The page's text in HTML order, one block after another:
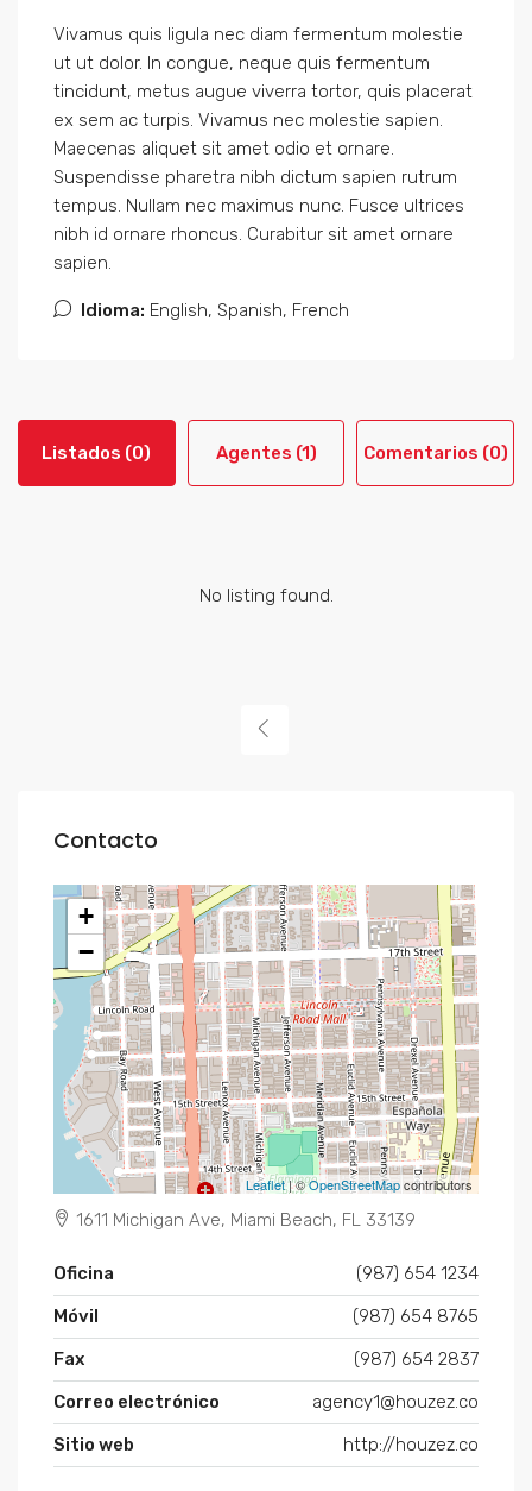
Vivamus quis ligula nec diam fermentum molestie
ut ut dolor. In congue, neque quis fermentum
tincidunt, metus augue viverra tortor, quis placerat
ex sem ac turpis. Vivamus nec molestie sapien.
Maecenas aliquet sit amet odio et ornare.
Suspendisse pharetra nibh dictum sapien rutrum
tempus. Nullam nec maximus nunc. Fusce ultrices
nibh id ornare rhoncus. Curabitur sit amet ornare
sapien.
Idioma: English, Spanish, French
Listados (0) Agentes (1) Comentarios (0)
No listing found.
Contacto
+
−
Leaflet| ©OpenStreetMapcontributors
1611 Michigan Ave, Miami Beach, FL 33139
Oficina
(987) 654 1234
Móvil
(987) 654 8765
Fax
(987) 654 2837
Correo electrónico
agency1@houzez.co
Sitio web
http://houzez.co